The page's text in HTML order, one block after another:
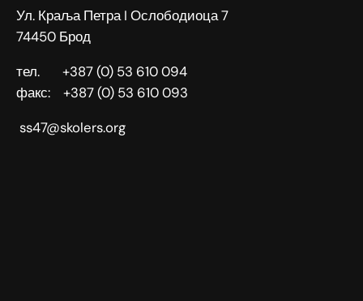
Ул. Краља Петра I Ослободиоца 7
74450 Брод
тел. +387 (0) 53 610 094
факс: +387 (0) 53 610 093
ss47@skolers.org